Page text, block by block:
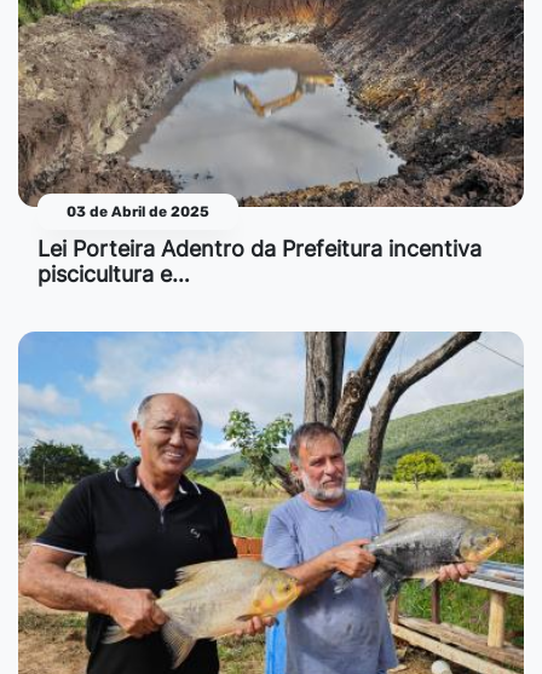
03 de Abril de 2025
Lei Porteira Adentro da Prefeitura incentiva
piscicultura e…